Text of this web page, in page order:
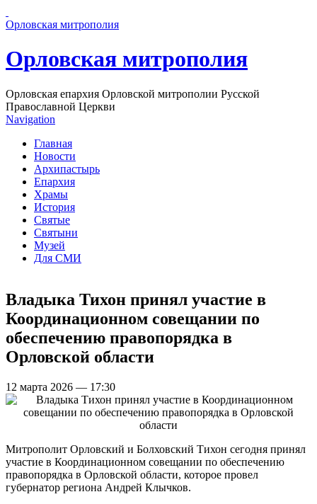
Орловская митрополия
Орловская митрополия
Орловская епархия Орловской митрополии Русской
Православной Церкви
Navigation
Главная
Новости
Архипастырь
Епархия
Храмы
История
Святые
Святыни
Музей
Для СМИ
Владыка Тихон принял участие в
Координационном совещании по
обеспечению правопорядка в
Орловской области
12 марта 2026 — 17:30
Митрополит Орловский и Болховский Тихон сегодня принял
участие в Координационном совещании по обеспечению
правопорядка в Орловской области, которое провел
губернатор региона Андрей Клычков.